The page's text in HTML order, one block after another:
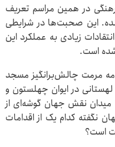
در همین مراسم تعریف
این صحبت‌ها در شرایطی
زیادی به عملکرد این
شده است.
مرمت چالش‌برانگیز مسجد
در ایوان چهلستون و
نقش جهان گوشه‌ای از
نگفته کدام یک از اقدامات
است؟